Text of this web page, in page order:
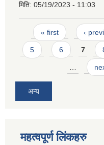
मिति: 05/19/2023 - 11:03
Pages
« first ‹
5 6 7
…
अन्य
महत्वपूर्ण लिंकहरु